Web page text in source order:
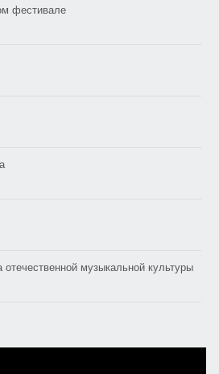
фестивале
музыкальной культуры